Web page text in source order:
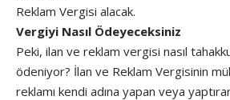
Reklam Vergisi alacak.
Vergiyi Nasıl Ödeyeceksiniz
Peki, ilan ve reklam vergisi nasıl
ödeniyor? İlan ve Reklam Vergisinin
reklamı kendi adına yapan veya